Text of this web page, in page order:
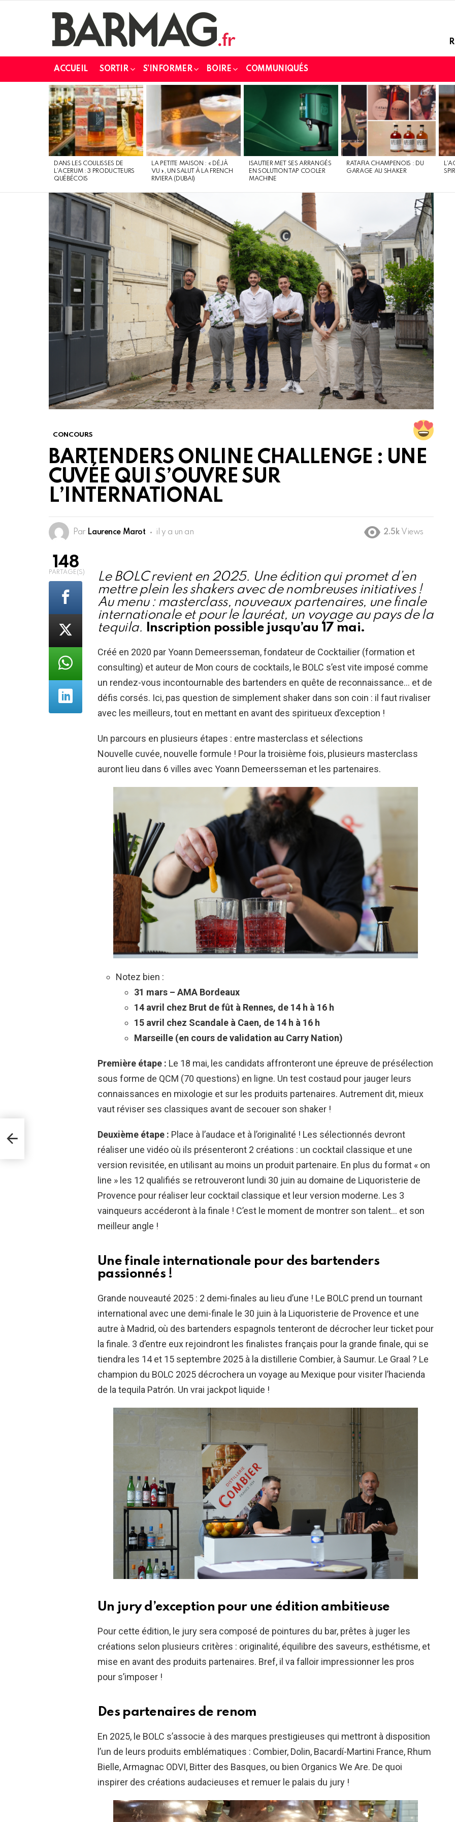
ACCUEIL SORTIR S’INFORMER BOIRE COMMUNIQUÉS
DERNIERS
MESSAGES
DANS LES COULISSES DE
L’ACERUM : 3 PRODUCTEURS
QUÉBÉCOIS
LA PETITE MAISON : « DÉJÀ
VU », UN SALUT À LA FRENCH
RIVIERA (DUBAI)
ISAUTIER MET SES ARRANGÉS
EN SOLUTION TAP COOLER
MACHINE
RATAFIA CHAMPENOIS : DU
GARAGE AU SHAKER
CONCOURS
BARTENDERS ONLINE CHALLENGE : UNE
CUVÉE QUI S’OUVRE SUR
L’INTERNATIONAL
Par Laurence Marot il y a un an 2.5k Views
Le BOLC revient en 2025. Une édition qui promet d’en
mettre plein les shakers avec de nombreuses initiatives !
Au menu : masterclass, nouveaux partenaires, une finale
internationale et pour le lauréat, un voyage au pays de la
tequila.
Inscription possible jusqu’au 17 mai.
Créé en 2020 par Yoann Demeersseman, fondateur de Cocktailier (formation et
consulting) et auteur de Mon cours de cocktails, le BOLC s’est vite imposé comme
un rendez-vous incontournable des bartenders en quête de reconnaissance… et de
défis corsés. Ici, pas question de simplement shaker dans son coin : il faut rivaliser
avec les meilleurs, tout en mettant en avant des spiritueux d’exception !
Un parcours en plusieurs étapes : entre masterclass et sélections
Nouvelle cuvée, nouvelle formule ! Pour la troisième fois, plusieurs masterclass
auront lieu dans 6 villes avec Yoann Demeersseman et les partenaires.
Notez bien :
31 mars – AMA Bordeaux
14 avril chez Brut de fût à Rennes, de 14 h à 16 h
15 avril chez Scandale à Caen, de 14 h à 16 h
Marseille (en cours de validation au Carry Nation)
Première étape : Le 18 mai, les candidats affronteront une épreuve de présélection
sous forme de QCM (70 questions) en ligne. Un test costaud pour jauger leurs
connaissances en mixologie et sur les produits partenaires. Autrement dit, mieux
vaut réviser ses classiques avant de secouer son shaker !
Deuxième étape : Place à l’audace et à l’originalité ! Les sélectionnés devront
réaliser une vidéo où ils présenteront 2 créations : un cocktail classique et une
version revisitée, en utilisant au moins un produit partenaire. En plus du format « on
line » les 12 qualifiés se retrouveront lundi 30 juin au domaine de Liquoristerie de
Provence pour réaliser leur cocktail classique et leur version moderne. Les 3
vainqueurs accéderont à la finale ! C’est le moment de montrer son talent… et son
meilleur angle !
Une finale internationale pour des bartenders
passionnés !
Grande nouveauté 2025 : 2 demi-finales au lieu d’une ! Le BOLC prend un tournant
international avec une demi-finale le 30 juin à la Liquoristerie de Provence et une
autre à Madrid, où des bartenders espagnols tenteront de décrocher leur ticket pour
la finale. 3 d’entre eux rejoindront les finalistes français pour la grande finale, qui se
tiendra les 14 et 15 septembre 2025 à la distillerie Combier, à Saumur. Le Graal ? Le
champion du BOLC 2025 décrochera un voyage au Mexique pour visiter l’hacienda
de la tequila Patrón. Un vrai jackpot liquide !
Un jury d’exception pour une édition ambitieuse
Pour cette édition, le jury sera composé de pointures du bar, prêtes à juger les
créations selon plusieurs critères : originalité, équilibre des saveurs, esthétisme, et
mise en avant des produits partenaires. Bref, il va falloir impressionner les pros
pour s’imposer !
Des partenaires de renom
En 2025, le BOLC s’associe à des marques prestigieuses qui mettront à disposition
l’un de leurs produits emblématiques : Combier, Dolin, Bacardí-Martini France, Rhum
Bielle, Armagnac ODVI, Bitter des Basques, ou bien Organics We Are. De quoi
inspirer des créations audacieuses et remuer le palais du jury !
148
PARTAGE(S)